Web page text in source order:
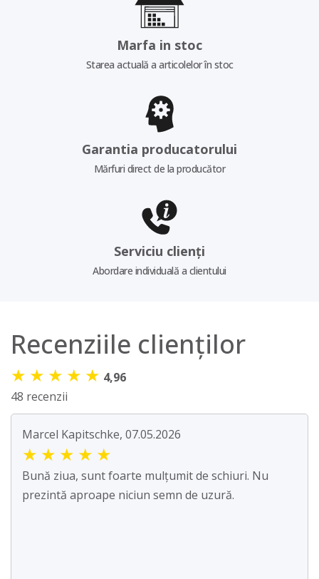
Marfa in stoc
Starea actuală a articolelor în stoc
Garantia producatorului
Mărfuri direct de la producător
Serviciu clienți
Abordare individuală a clientului
Recenziile clienților
★ ★ ★ ★ ★ 4,96
48 recenzii
Marcel Kapitschke, 07.05.2026
★ ★ ★ ★ ★
Bună ziua, sunt foarte mulțumit de schiuri. Nu
prezintă aproape niciun semn de uzură.